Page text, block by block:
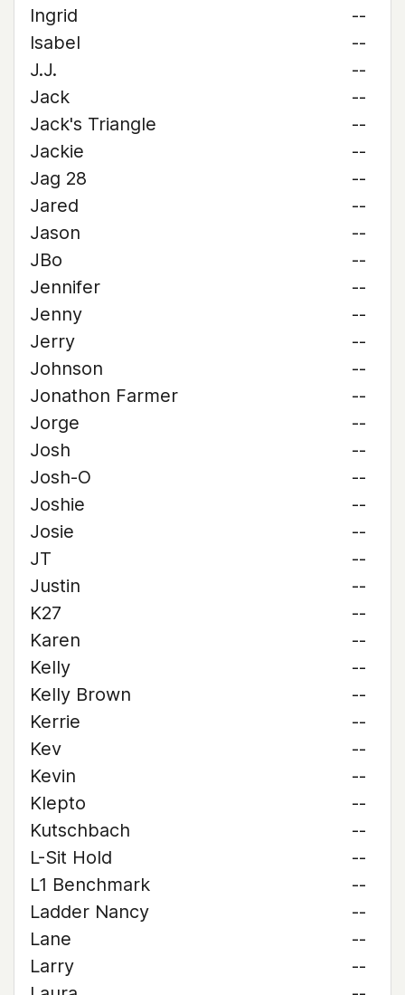
Ingrid
--
Isabel
--
J.J.
--
Jack
--
Jack's Triangle
--
Jackie
--
Jag 28
--
Jared
--
Jason
--
JBo
--
Jennifer
--
Jenny
--
Jerry
--
Johnson
--
Jonathon Farmer
--
Jorge
--
Josh
--
Josh-O
--
Joshie
--
Josie
--
JT
--
Justin
--
K27
--
Karen
--
Kelly
--
Kelly Brown
--
Kerrie
--
Kev
--
Kevin
--
Klepto
--
Kutschbach
--
L-Sit Hold
--
L1 Benchmark
--
Ladder Nancy
--
Lane
--
Larry
--